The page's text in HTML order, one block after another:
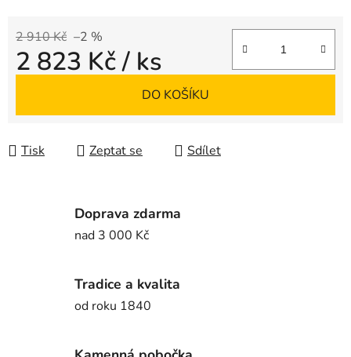
2 910 Kč –2 %
2 823 Kč/ ks
DO KOŠÍKU
Tisk Zeptat se Sdílet
Doprava zdarma
nad 3 000 Kč
Tradice a kvalita
od roku 1840